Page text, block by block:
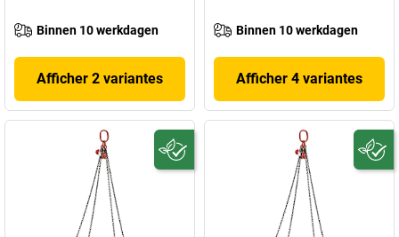
Binnen 10 werkdagen
Afficher 2 variantes
Binnen 10 werkdagen
Afficher 4 variantes